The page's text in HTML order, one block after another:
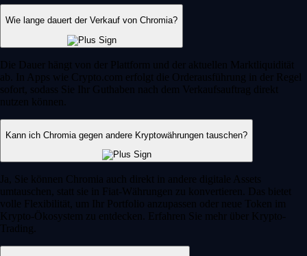
Wie lange dauert der Verkauf von Chromia?
Die Dauer hängt von der Plattform und der aktuellen Marktliquidität
ab. In Apps wie Crypto.com erfolgt die Orderausführung in der Regel
sofort, sodass Sie Ihr Guthaben nach dem Verkaufsauftrag direkt
nutzen können.
Kann ich Chromia gegen andere Kryptowährungen tauschen?
Ja, Sie können Chromia auch direkt in andere digitale Assets
umtauschen, statt sie in Fiat-Währungen zu konvertieren. Das bietet
volle Flexibilität, um Ihr Portfolio anzupassen oder neue Token im
Krypto-Ökosystem zu entdecken. Erfahren Sie mehr über Krypto-
Trading.